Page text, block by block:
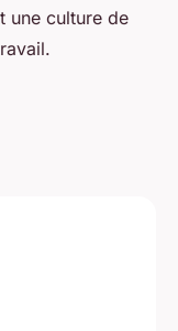
une culture de